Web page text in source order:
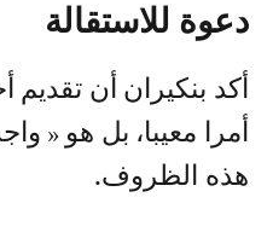
دعوة للاستقالة
أكد بنكيران أن
أمرا معيبا، بل هو
هذه الظروف.